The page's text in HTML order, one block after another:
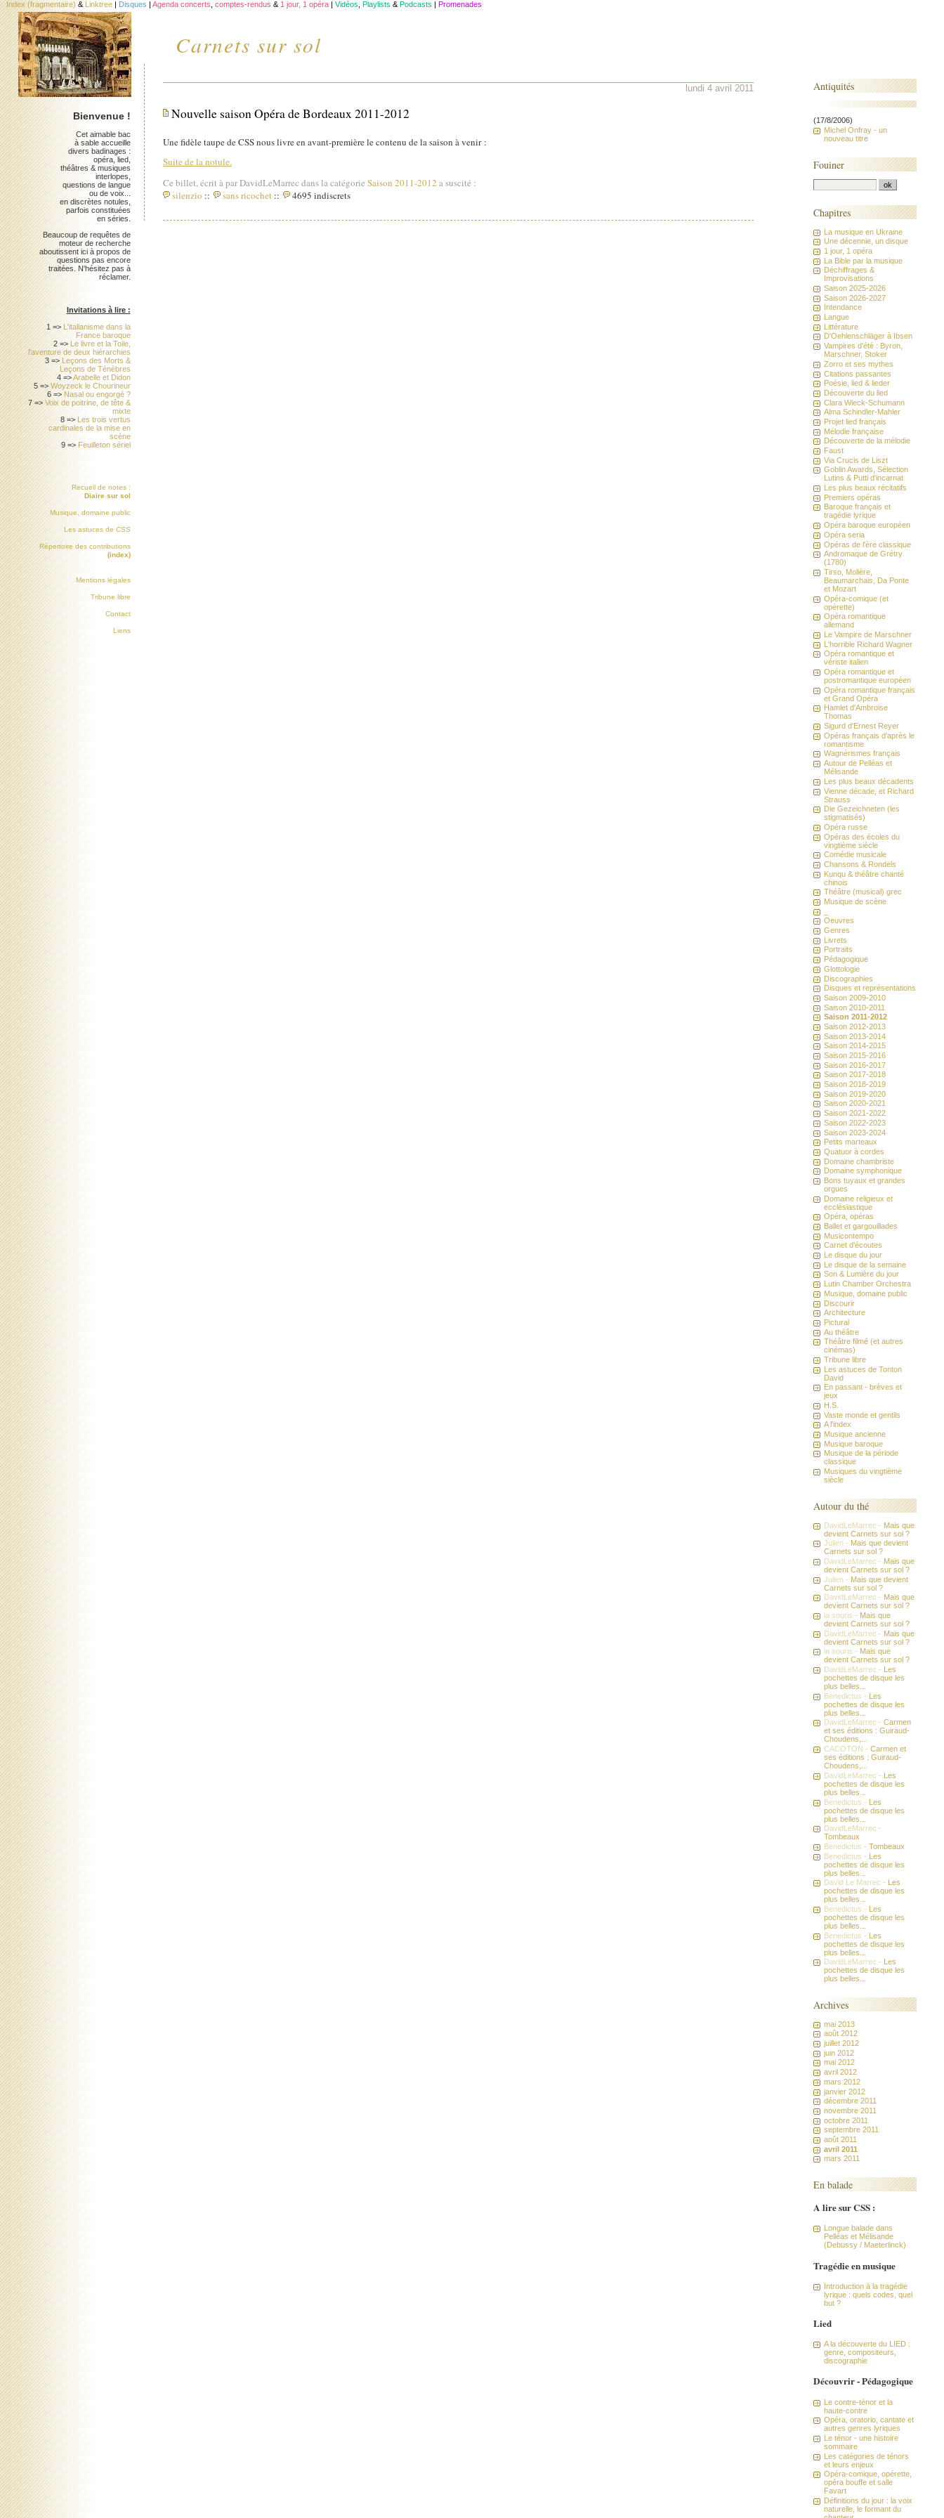
Carnets sur sol
Index (fragmentaire) & Linktree | Disques | Agenda concerts comptes-rendus & 1 jour, 1 opéra | Vidéos Playlists & Podcasts | Promenades
lundi 4 avril 2011
Nouvelle saison Opéra de Bordeaux 2011-2012
Une fidèle taupe de CSS nous livre en avant-première le contenu de la saison à venir :
Suite de la notule.
Ce billet, écrit à par DavidLeMarrec dans la catégorieSaison 2011-2012 a suscité :
silenzio :: sans ricochet :: 4695 indiscrets
Bienvenue !
Cet aimable bac
à sable accueille
divers badinages :
opéra, lied,
théâtres & musiques
interlopes,
questions de langue
ou de voix...
en discrètes notules,
parfois constituées
en séries.
Beaucoup de requêtes de
moteur de recherche
aboutissent ici à propos de
questions pas encore
traitées. N'hésitez pas à
réclamer.
Invitations à lire :
1 => L'italianisme dans la
France baroque
2 => Le livre et la Toile,
l'aventure de deux hiérarchies
3 => Leçons des Morts &
Leçons de Ténèbres
4 =>Arabelle et Didon
5 =>Woyzeck le Chourineur
6 => Nasal ou engorgé ?
7 =>Voix de poitrine, de tête &
mixte
8 => Les trois vertus
cardinales de la mise en
scène
9 => Feuilleton sériel
Recueil de notes :
Diaire sur sol
Musique, domaine public
Les astuces de CSS
Répertoire des contributions
(index)
Mentions légales
Tribune libre
Contact
Liens
Antiquités
(17/8/2006)
Michel Onfray - un
nouveau titre
Fouiner
Chapitres
La musique en Ukraine
Une décennie, un disque
1 jour, 1 opéra
La Bible par la musique
Déchiffrages &
Improvisations
Saison 2025-2026
Saison 2026-2027
Intendance
Langue
Littérature
D'Oehlenschläger à Ibsen
Vampires d'été : Byron,
Marschner, Stoker
Zorro et ses mythes
Citations passantes
Poésie, lied & lieder
Découverte du lied
Clara Wieck-Schumann
Alma Schindler-Mahler
Projet lied français
Mélodie française
Découverte de la mélodie
Faust
Via Crucis de Liszt
Goblin Awards, Sélection
Lutins & Putti d'incarnat
Les plus beaux récitatifs
Premiers opéras
Baroque français et
tragédie lyrique
Opéra baroque européen
Opéra seria
Opéras de l'ère classique
Andromaque de Grétry
(1780)
Tirso, Molière,
Beaumarchais, Da Ponte
et Mozart
Opéra-comique (et
opérette)
Opéra romantique
allemand
Le Vampire de Marschner
L'horrible Richard Wagner
Opéra romantique et
vériste italien
Opéra romantique et
postromantique européen
Opéra romantique français
et Grand Opéra
Hamlet d'Ambroise
Thomas
Sigurd d'Ernest Reyer
Opéras français d'après le
romantisme
Wagnérismes français
Autour de Pelléas et
Mélisande
Les plus beaux décadents
Vienne décade, et Richard
Strauss
Die Gezeichneten (les
stigmatisés)
Opéra russe
Opéras des écoles du
vingtième siècle
Comédie musicale
Chansons & Rondels
Kunqu & théâtre chanté
chinois
Théâtre (musical) grec
Musique de scène
Oeuvres
Genres
Livrets
Portraits
Pédagogique
Glottologie
Discographies
Disques et représentations
Saison 2009-2010
Saison 2010-2011
Saison 2011-2012
Saison 2012-2013
Saison 2013-2014
Saison 2014-2015
Saison 2015-2016
Saison 2016-2017
Saison 2017-2018
Saison 2018-2019
Saison 2019-2020
Saison 2020-2021
Saison 2021-2022
Saison 2022-2023
Saison 2023-2024
Petits marteaux
Quatuor à cordes
Domaine chambriste
Domaine symphonique
Bons tuyaux et grandes
orgues
Domaine religieux et
ecclésiastique
Opéra, opéras
Ballet et gargouillades
Musicontempo
Carnet d'écoutes
Le disque du jour
Le disque de la semaine
Son & Lumière du jour
Lutin Chamber Orchestra
Musique, domaine public
Discourir
Architecture
Pictural
Au théâtre
Théâtre filmé (et autres
cinémas)
Tribune libre
Les astuces de Tonton
David
En passant - brèves et
jeux
H.S.
Vaste monde et gentils
A l'index
Musique ancienne
Musique baroque
Musique de la période
classique
Musiques du vingtième
siècle
Autour du thé
DavidLeMarrec - Mais que
devient Carnets sur sol ?
Julien - Mais que devient
Carnets sur sol ?
DavidLeMarrec - Mais que
devient Carnets sur sol ?
Julien - Mais que devient
Carnets sur sol ?
DavidLeMarrec - Mais que
devient Carnets sur sol ?
la souris - Mais que
devient Carnets sur sol ?
DavidLeMarrec - Mais que
devient Carnets sur sol ?
la souris - Mais que
devient Carnets sur sol ?
DavidLeMarrec - Les
pochettes de disque les
plus belles...
Benedictus - Les
pochettes de disque les
plus belles...
DavidLeMarrec -Carmen
et ses éditions : Guiraud-
Choudens,...
CACOTON -Carmen et
ses éditions : Guiraud-
Choudens,...
DavidLeMarrec - Les
pochettes de disque les
plus belles...
Benedictus - Les
pochettes de disque les
plus belles...
DavidLeMarrec -
Tombeaux
Benedictus -Tombeaux
Benedictus - Les
pochettes de disque les
plus belles...
David Le Marrec -
Les
pochettes de disque les
plus belles...
Benedictus - Les
pochettes de disque les
plus belles...
Benedictus - Les
pochettes de disque les
plus belles...
DavidLeMarrec -
Les
pochettes de disque les
plus belles...
Archives
mai 2013
août 2012
juillet 2012
juin 2012
mai 2012
avril 2012
mars 2012
janvier 2012
décembre 2011
novembre 2011
octobre 2011
septembre 2011
août 2011
avril 2011
mars 2011
En balade
A lire sur CSS :
Longue balade dans
Pelléas et Mélisande
(Debussy / Maeterlinck)
Tragédie en musique
Introduction à la tragédie
lyrique : quels codes, quel
but ?
Lied
A la découverte du LIED :
genre, compositeurs,
discographie
Découvrir - Pédagogique
Le contre-ténor et la
haute-contre
Opéra, oratorio, cantate et
autres genres lyriques
Le ténor - une histoire
sommaire
Les catégories de ténors
et leurs enjeux
Opéra-comique, opérette,
opéra bouffe et salle
Favart
Définitions du jour : la voix
naturelle, le formant du